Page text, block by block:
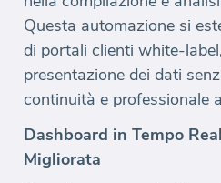
Questa automazione si
di portali clienti white-
presentazione dei dati
continuità e professionale
Dashboard in Tempo
Migliorata